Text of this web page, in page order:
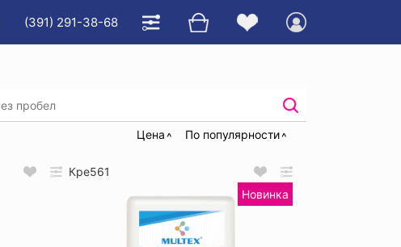
(391) 291-38-68
Цена По популярности
Кре561
Новинка